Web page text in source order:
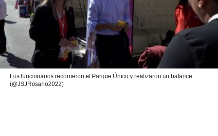
Los funcionarios recorrieron el Parque Único y realizaron un balance
(@JSJRosario2022)